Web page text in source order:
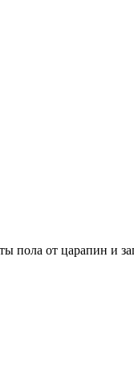
пола от царапин и